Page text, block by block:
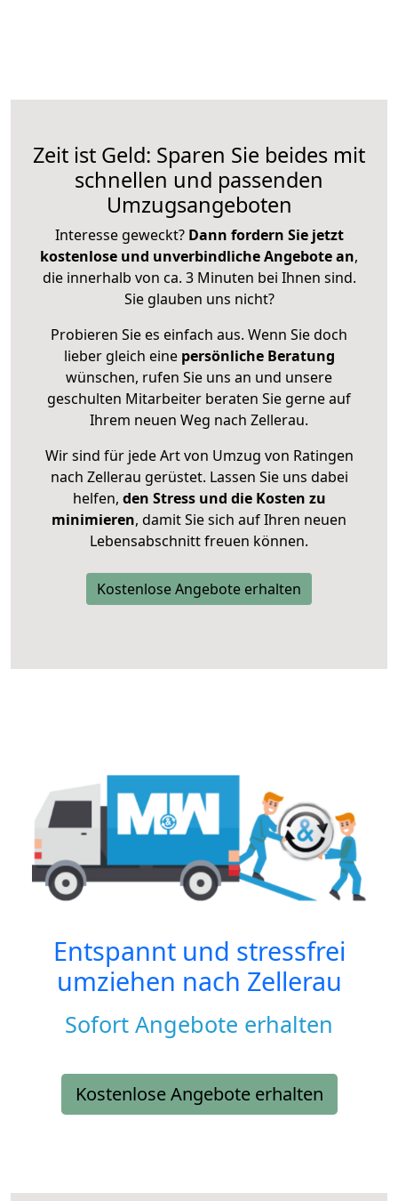
Zeit ist Geld: Sparen Sie beides mit
schnellen und passenden
Umzugsangeboten
Interesse geweckt? Dann fordern Sie jetzt
kostenlose und unverbindliche Angebote an,
die innerhalb von ca. 3 Minuten bei Ihnen sind.
Sie glauben uns nicht?
Probieren Sie es einfach aus. Wenn Sie doch
lieber gleich eine persönliche Beratung
wünschen, rufen Sie uns an und unsere
geschulten Mitarbeiter beraten Sie gerne auf
Ihrem neuen Weg nach Zellerau.
Wir sind für jede Art von Umzug von Ratingen
nach Zellerau gerüstet. Lassen Sie uns dabei
helfen, den Stress und die Kosten zu
minimieren, damit Sie sich auf Ihren neuen
Lebensabschnitt freuen können.
Kostenlose Angebote erhalten
Entspannt und stressfrei
umziehen nach Zellerau
Sofort Angebote erhalten
Kostenlose Angebote erhalten